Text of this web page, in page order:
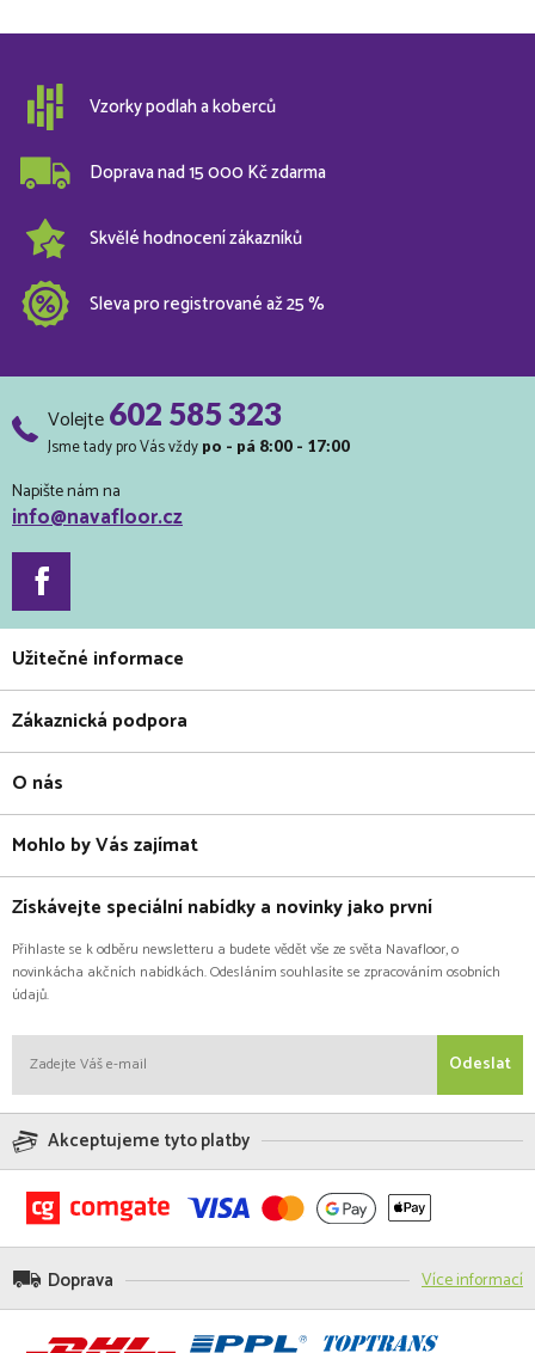
Vzorky podlah a koberců
Doprava nad 15 000 Kč zdarma
Skvělé hodnocení zákazníků
Sleva pro registrované až 25 %
Volejte602 585 323
Jsme tady pro Vás vždy po - pá 8:00 - 17:00
Napište nám na
info@navafloor.cz
Užitečné informace
Zákaznická podpora
O nás
Mohlo by Vás zajímat
Získávejte speciální nabídky a novinky jako první
Přihlaste se k odběru newsletteru a budete vědět vše ze světa Navafloor, o
novinkácha akčních nabídkách. Odesláním souhlasíte se zpracováním osobních
údajů.
Odeslat
Akceptujeme tyto platby
Doprava Více informací